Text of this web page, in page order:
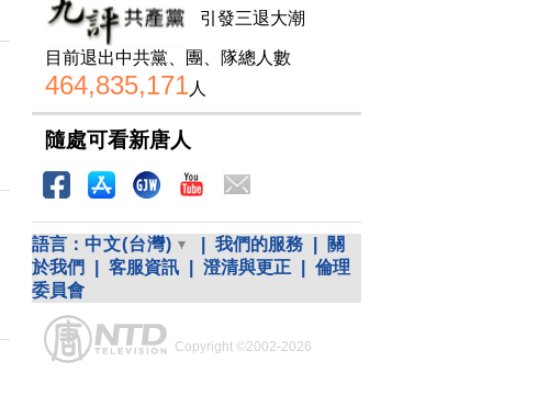
引發三退大潮
目前退出中共黨、團、隊總人數
464,835,171人
隨處可看新唐人
語言： 中文(台灣) 我們的服務
關
於我們
客服資訊 澄清與更正
倫理
委員會
Copyright ©2002-2026